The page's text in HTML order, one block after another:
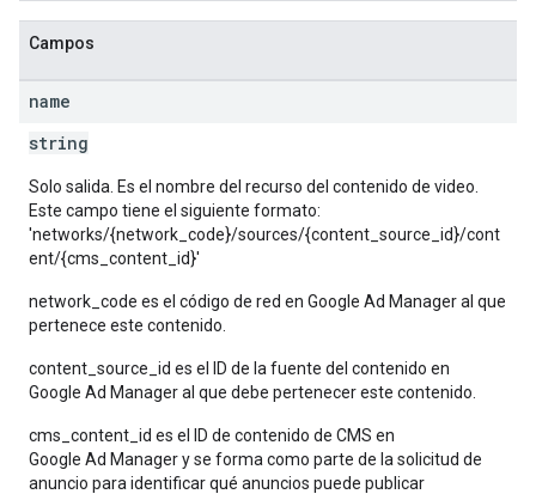
Campos
name
string
Solo salida. Es el nombre del recurso del contenido de video.
Este campo tiene el siguiente formato:
'networks/{network_code}/sources/{content_source_id}/cont
ent/{cms_content_id}'
network_code es el código de red en Google Ad Manager al que
pertenece este contenido.
content_source_id es el ID de la fuente del contenido en
Google Ad Manager al que debe pertenecer este contenido.
cms_content_id es el ID de contenido de CMS en
Google Ad Manager y se forma como parte de la solicitud de
anuncio para identificar qué anuncios puede publicar